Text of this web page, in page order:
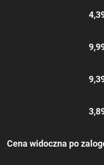
Cena widoczna po